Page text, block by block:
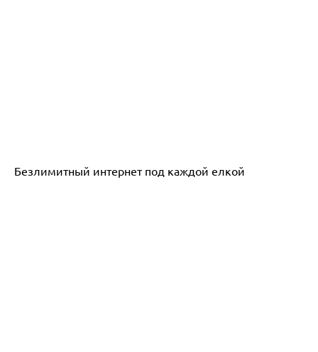
Безлимитный интернет под каждой елкой